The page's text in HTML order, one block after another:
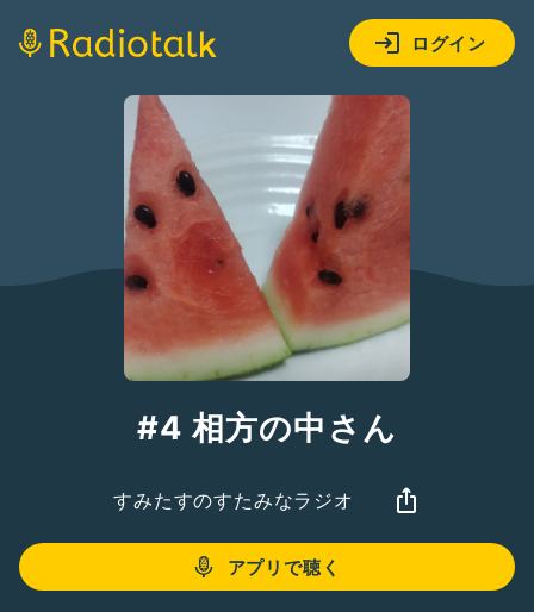
ログイン
#4 相方の中さん
すみたすのすたみなラジオ
アプリで聴く